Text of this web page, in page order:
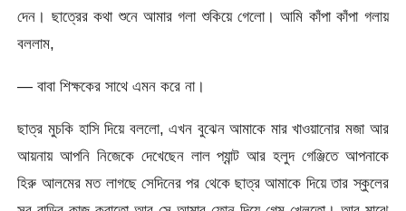
দেন। ছাত্রের কথা শুনে আমার গলা শুকিয়ে গেলো। আমি কাঁপা কাঁপা গলায়
বললাম,
— বাবা শিক্ষকের সাথে এমন করে না।
ছাত্র মুচকি হাসি দিয়ে বললো, এখন বুঝেন আমাকে মার খাওয়ানোর মজা আর
আয়নায় আপনি নিজেকে দেখেছেন লাল প্যান্ট আর হলুদ গেঞ্জিতে আপনাকে
হিরু আলমের মত লাগছে সেদিনের পর থেকে ছাত্র আমাকে দিয়ে তার স্কুলের